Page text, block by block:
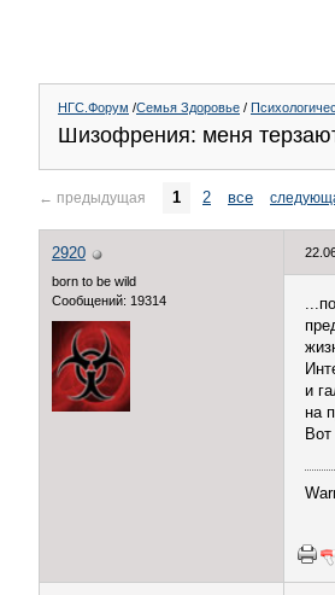
НГС.Форум /Семья Здоровье /
Шизофрения: меня
← предыдущая 1 2 все
2920
born to be wild
Сообщений: 19314
и
на